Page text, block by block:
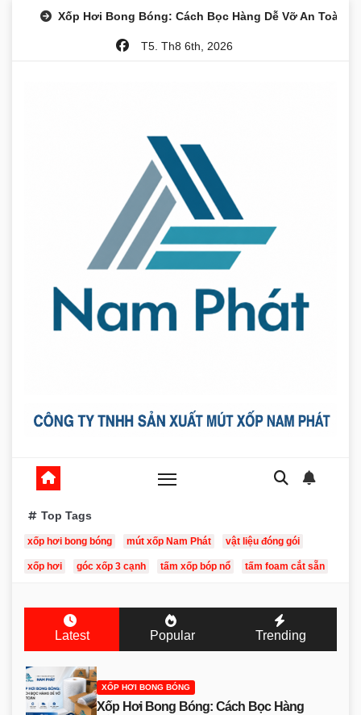
Xốp Hơi Bong Bóng: Cách Bọc Hàng Dễ Vỡ An Toàn
T5. Th8 6th, 2026
Top Tags
xốp hơi bong bóng mút xốp Nam Phát vật liệu đóng gói
xốp hơi góc xốp 3 cạnh tấm xốp bóp nổ tấm foam cắt sẵn
Latest Popular Trending
XỐP HƠI BONG BÓNG
Xốp Hơi Bong Bóng: Cách Bọc Hàng